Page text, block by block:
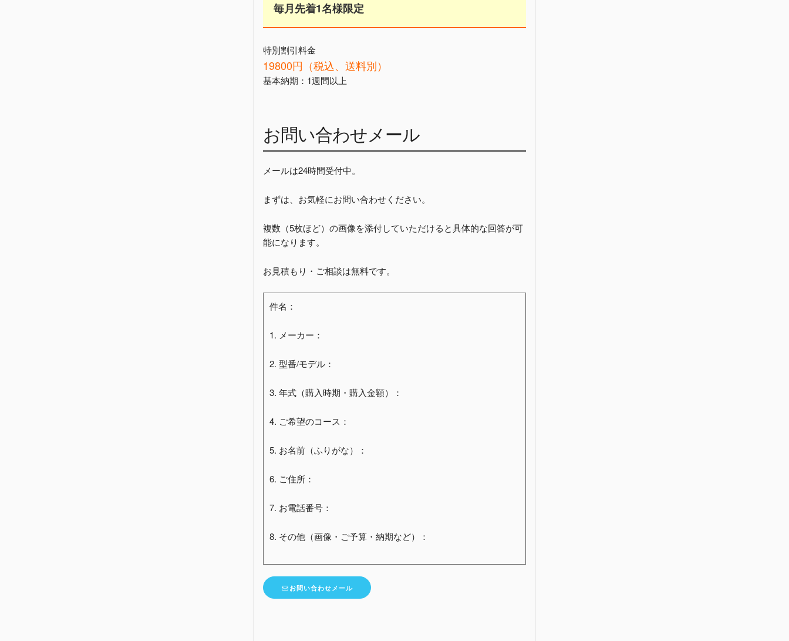
毎月先着1名様限定
特別割引料金
19800円（税込、送料別）
基本納期：1週間以上
お問い合わせメール
メールは24時間受付中。
まずは、お気軽にお問い合わせください。
複数（5枚ほど）の画像を添付していただけると具体的な回答が可
能になります。
お見積もり・ご相談は無料です。
件名：
1. メーカー：
2. 型番/モデル：
3. 年式（購入時期・購入金額）：
4. ご希望のコース：
5. お名前（ふりがな）：
6. ご住所：
7. お電話番号：
8. その他（画像・ご予算・納期など）：
お問い合わせメール